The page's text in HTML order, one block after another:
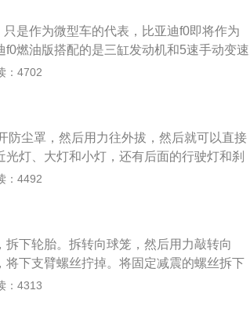
是作为微型车的代表，比亚迪f0即将作为
燃油版搭配的是三缸发动机和5速手动变速
精品小车车型，汽车的外观时尚搭配比亚
力转向等，市场参考价在4.09万元左右。
控布局简约舒适，符合年轻人的审美风格，
向上延伸的线条使驾驶舱上方达到最高，最
：4702
防尘罩，然后用力往外拔，然后就可以直接
灯、大灯和小灯，还有后面的行驶灯和刹
灯的更换方式都相似。装灯大概分为两种
在30分钟到60分钟装好。但是在装氙气灯
果是安装卤素灯就不用担心近光灯口的大小
车拆下来的卤素灯换一下就可以。
：4492
下轮胎。拆转向球笼，然后用力敲转向
下支臂螺丝拧掉。将固定减震的螺丝拆下
轴的大螺丝，拆下转向节，使之与减震分
：4313